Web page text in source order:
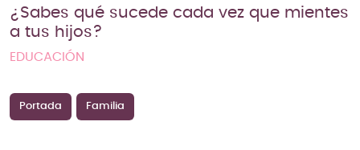
¿Sabes qué sucede cada vez que mientes
a tus hijos?
EDUCACIÓN
Portada Familia